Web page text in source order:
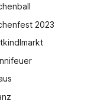
2023